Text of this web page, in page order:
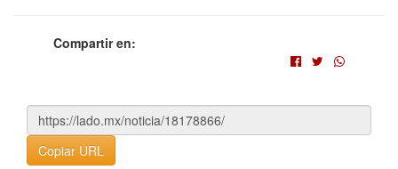
Compartir en:
Copiar URL